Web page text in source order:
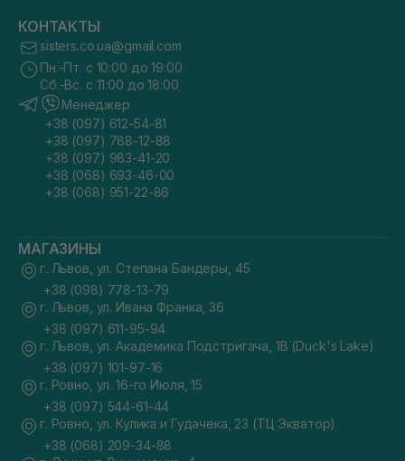
КОНТАКТЫ
sisters.co.ua@gmail.com
Пн.-Пт. с 10:00 до 19:00
Сб.-Вс. с 11:00 до 18:00
Менеджер
+38 (097) 612-54-81
+38 (097) 788-12-88
+38 (097) 983-41-20
+38 (068) 693-46-00
+38 (068) 951-22-86
МАГАЗИНЫ
г. Львов, ул. Степана Бандеры, 45
+38 (098) 778-13-79
г. Львов, ул. Ивана Франка, 36
+38 (097) 611-95-94
г. Львов, ул. Академика Подстригача, 1В (Duck's Lake)
+38 (097) 101-97-16
г. Ровно, ул. 16-го Июля, 15
+38 (097) 544-61-44
г. Ровно, ул. Кулика и Гудачека, 23 (ТЦ Экватор)
+38 (068) 209-34-88